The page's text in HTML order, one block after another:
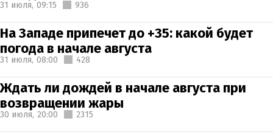
31 июля, 09:15 936
На Западе припечет до +35: какой будет
погода в начале августа
31 июля, 08:00 428
Ждать ли дождей в начале августа при
возвращении жары
30 июля, 20:00 2315